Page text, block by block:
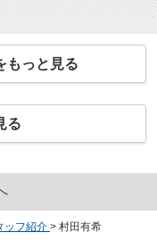
もっと見る
る
ッフ紹介 > 村田有希